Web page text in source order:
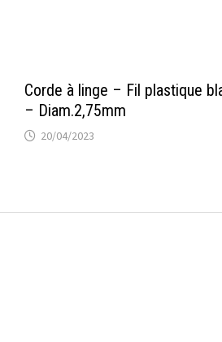
Corde à linge – Fil plastique
– Diam.2,75mm
20/04/2023